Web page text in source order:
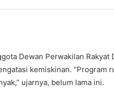
Dewan Perwakilan
kemiskinan. “Program
ujarnya, belum lama ini.